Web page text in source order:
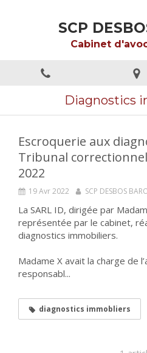
SCP
Cabinet
Diagnostics
Escroquerie aux
Tribunal
2022
19 Avr 2022 SCP DESBOS
La SARL ID, dirigée par
représentée par le cabinet,
diagnostics immobiliers.
Madame X avait la charge de
responsabl...
diagnostics immobliers